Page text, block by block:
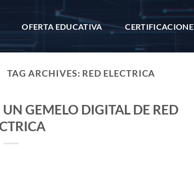
OFERTA EDUCATIVA
TAG ARCHIVES: RED ELECTRICA
GEMELO DIGITAL DE RED